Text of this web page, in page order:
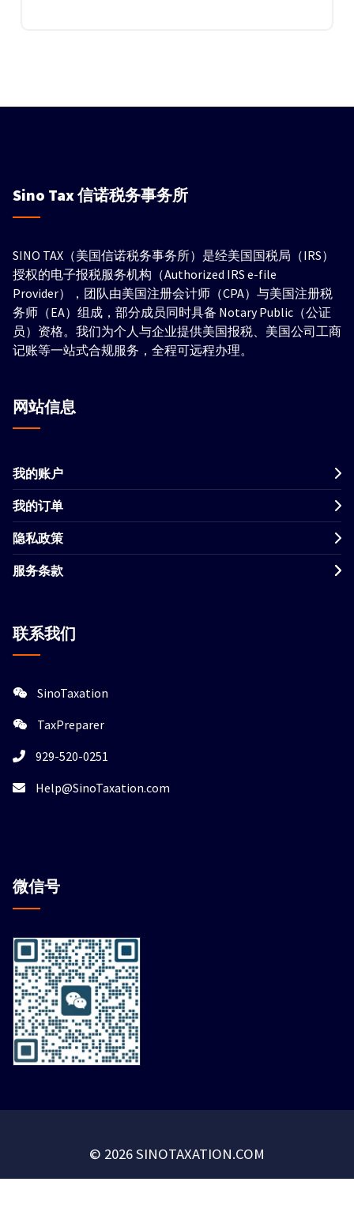
Sino Tax信诺税务事务所
SINO TAX（美国信诺税务事务所）是经美国国税局（IRS）
授权的电子报税服务机构（Authorized IRS e-file
Provider），团队由美国注册会计师（CPA）与美国注册税
务师（EA）组成，部分成员同时具备 Notary Public（公证
员）资格。我们为个人与企业提供美国报税、美国公司工商
记账等一站式合规服务，全程可远程办理。
网站信息
我的账户
我的订单
隐私政策
服务条款
联系我们
SinoTaxation
TaxPreparer
929-520-0251
Help@SinoTaxation.com
微信号
© 2026 SINOTAXATION.COM